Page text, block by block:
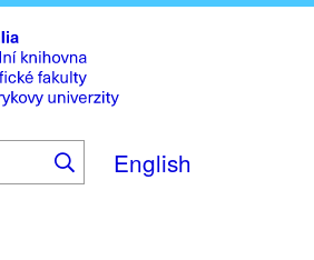
to
main
content
English